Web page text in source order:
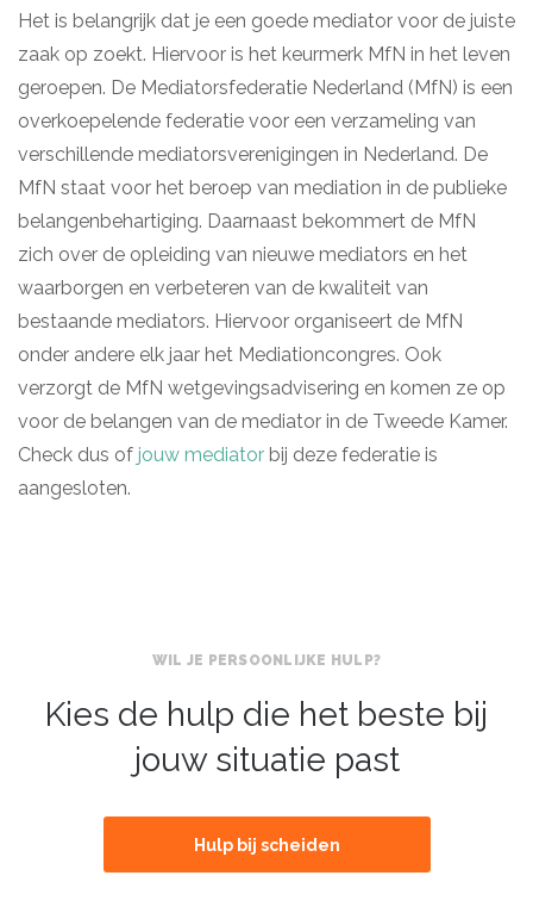
Het is belangrijk dat je een goede mediator voor de juiste
zaak op zoekt. Hiervoor is het keurmerk MfN in het leven
geroepen. De Mediatorsfederatie Nederland (MfN) is een
overkoepelende federatie voor een verzameling van
verschillende mediatorsverenigingen in Nederland. De
MfN staat voor het beroep van mediation in de publieke
belangenbehartiging. Daarnaast bekommert de MfN
zich over de opleiding van nieuwe mediators en het
waarborgen en verbeteren van de kwaliteit van
bestaande mediators. Hiervoor organiseert de MfN
onder andere elk jaar het Mediationcongres. Ook
verzorgt de MfN wetgevingsadvisering en komen ze op
voor de belangen van de mediator in de Tweede Kamer.
Check dus of jouw mediator bij deze federatie is
aangesloten.
WIL JE PERSOONLIJKE HULP?
Kies de hulp die het beste bij
jouw situatie past
Hulp bij scheiden